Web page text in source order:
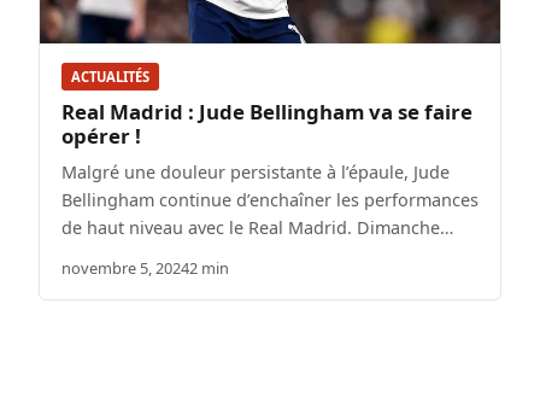
ACTUALITÉS
Real Madrid : Jude Bellingham va se faire
opérer !
Malgré une douleur persistante à l’épaule, Jude
Bellingham continue d’enchaîner les performances
de haut niveau avec le Real Madrid. Dimanche…
novembre 5, 20242 min